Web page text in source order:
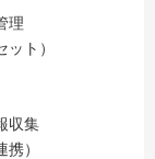
理
ト）
収集
）